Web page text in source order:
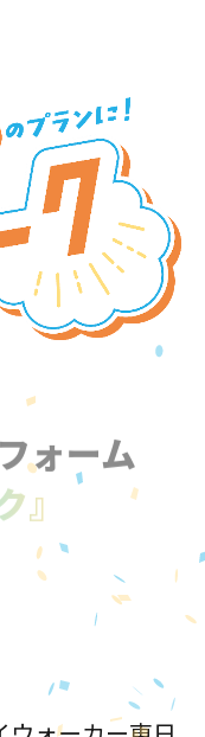
ォーム
』